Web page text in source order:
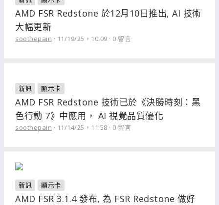
AMD FSR Redstone 於12月10日推出, AI 技術
大幅更新
soothepain 11/19/25，10:09 0 留言
新訊 顯示卡
AMD FSR Redstone 技術已於《決勝時刻：黑
色行動 7》中應用， AI 視覺品質優化
soothepain 11/14/25，11:58 0 留言
新訊 顯示卡
AMD FSR 3.1.4 發布, 為 FSR Redstone 做好